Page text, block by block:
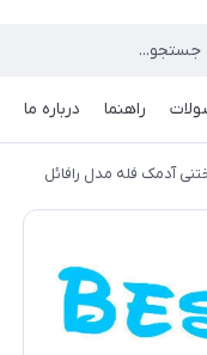
راهنما درباره ما
آدمک فله مدل رافائل